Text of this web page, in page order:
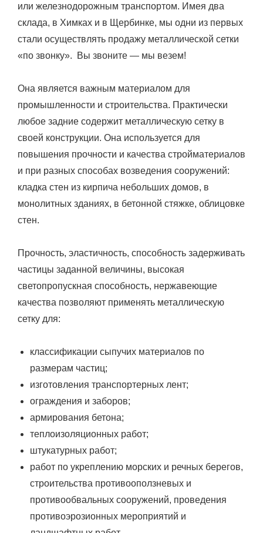
или железнодорожным транспортом. Имея два
склада, в Химках и в Щербинке, мы одни из первых
стали осуществлять продажу металлической сетки
«по звонку». Вы звоните — мы везем!
Она является важным материалом для
промышленности и строительства. Практически
любое задние содержит металлическую сетку в
своей конструкции. Она используется для
повышения прочности и качества стройматериалов
и при разных способах возведения сооружений:
кладка стен из кирпича небольших домов, в
монолитных зданиях, в бетонной стяжке, облицовке
стен.
Прочность, эластичность, способность задерживать
частицы заданной величины, высокая
светопропускная способность, нержавеющие
качества позволяют применять металлическую
сетку для:
классификации сыпучих материалов по
размерам частиц;
изготовления транспортерных лент;
ограждения и заборов;
армирования бетона;
теплоизоляционных работ;
штукатурных работ;
работ по укреплению морских и речных берегов,
строительства противооползневых и
противообвальных сооружений, проведения
противоэрозионных мероприятий и